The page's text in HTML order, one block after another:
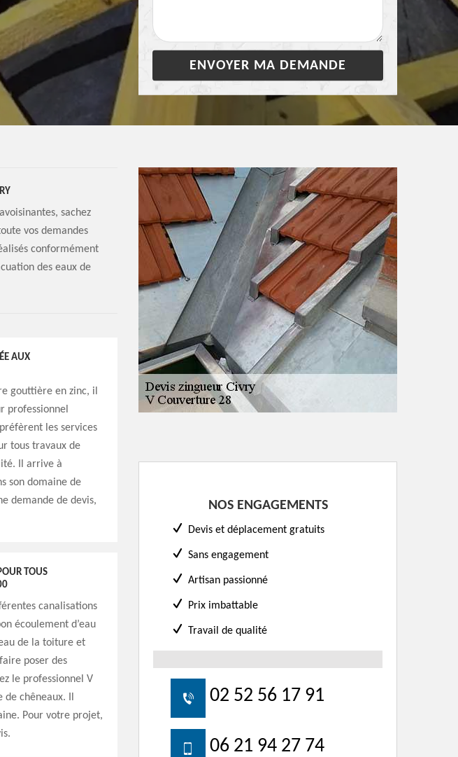
sachez
vos demandes
conformément
des eaux de
AUX
gouttière en zinc, il
professionnel
les services
tous travaux de
Il arrive à
son domaine de
demande de devis,
TOUS
canalisations
écoulement d’eau
de la toiture et
poser des
le professionnel V
chêneaux. Il
Pour votre projet,
NOS ENGAGEMENTS
Devis et déplacement gratuits
Sans engagement
Artisan passionné
Prix imbattable
Travail de qualité
02 52 56 17 91
06 21 94 27 74